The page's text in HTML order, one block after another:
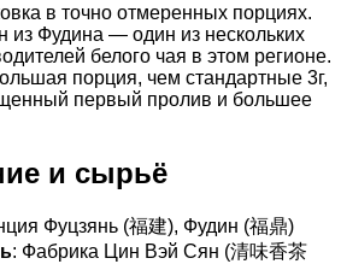
в точно отмеренных порциях.
Фудина — один из нескольких
белого чая в этом регионе.
порция, чем стандартные 3г,
первый пролив и большее
и сырьё
Фуцзянь (福建), Фудин (福鼎)
: Фабрика Цин Вэй Сян (清味香茶